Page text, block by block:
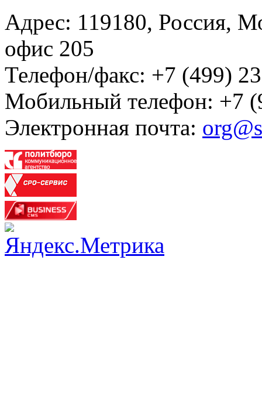
Адрес: 119180, Россия,
офис 205
Телефон/факс: +7 (499)
Мобильный телефон: +7
Электронная почта: